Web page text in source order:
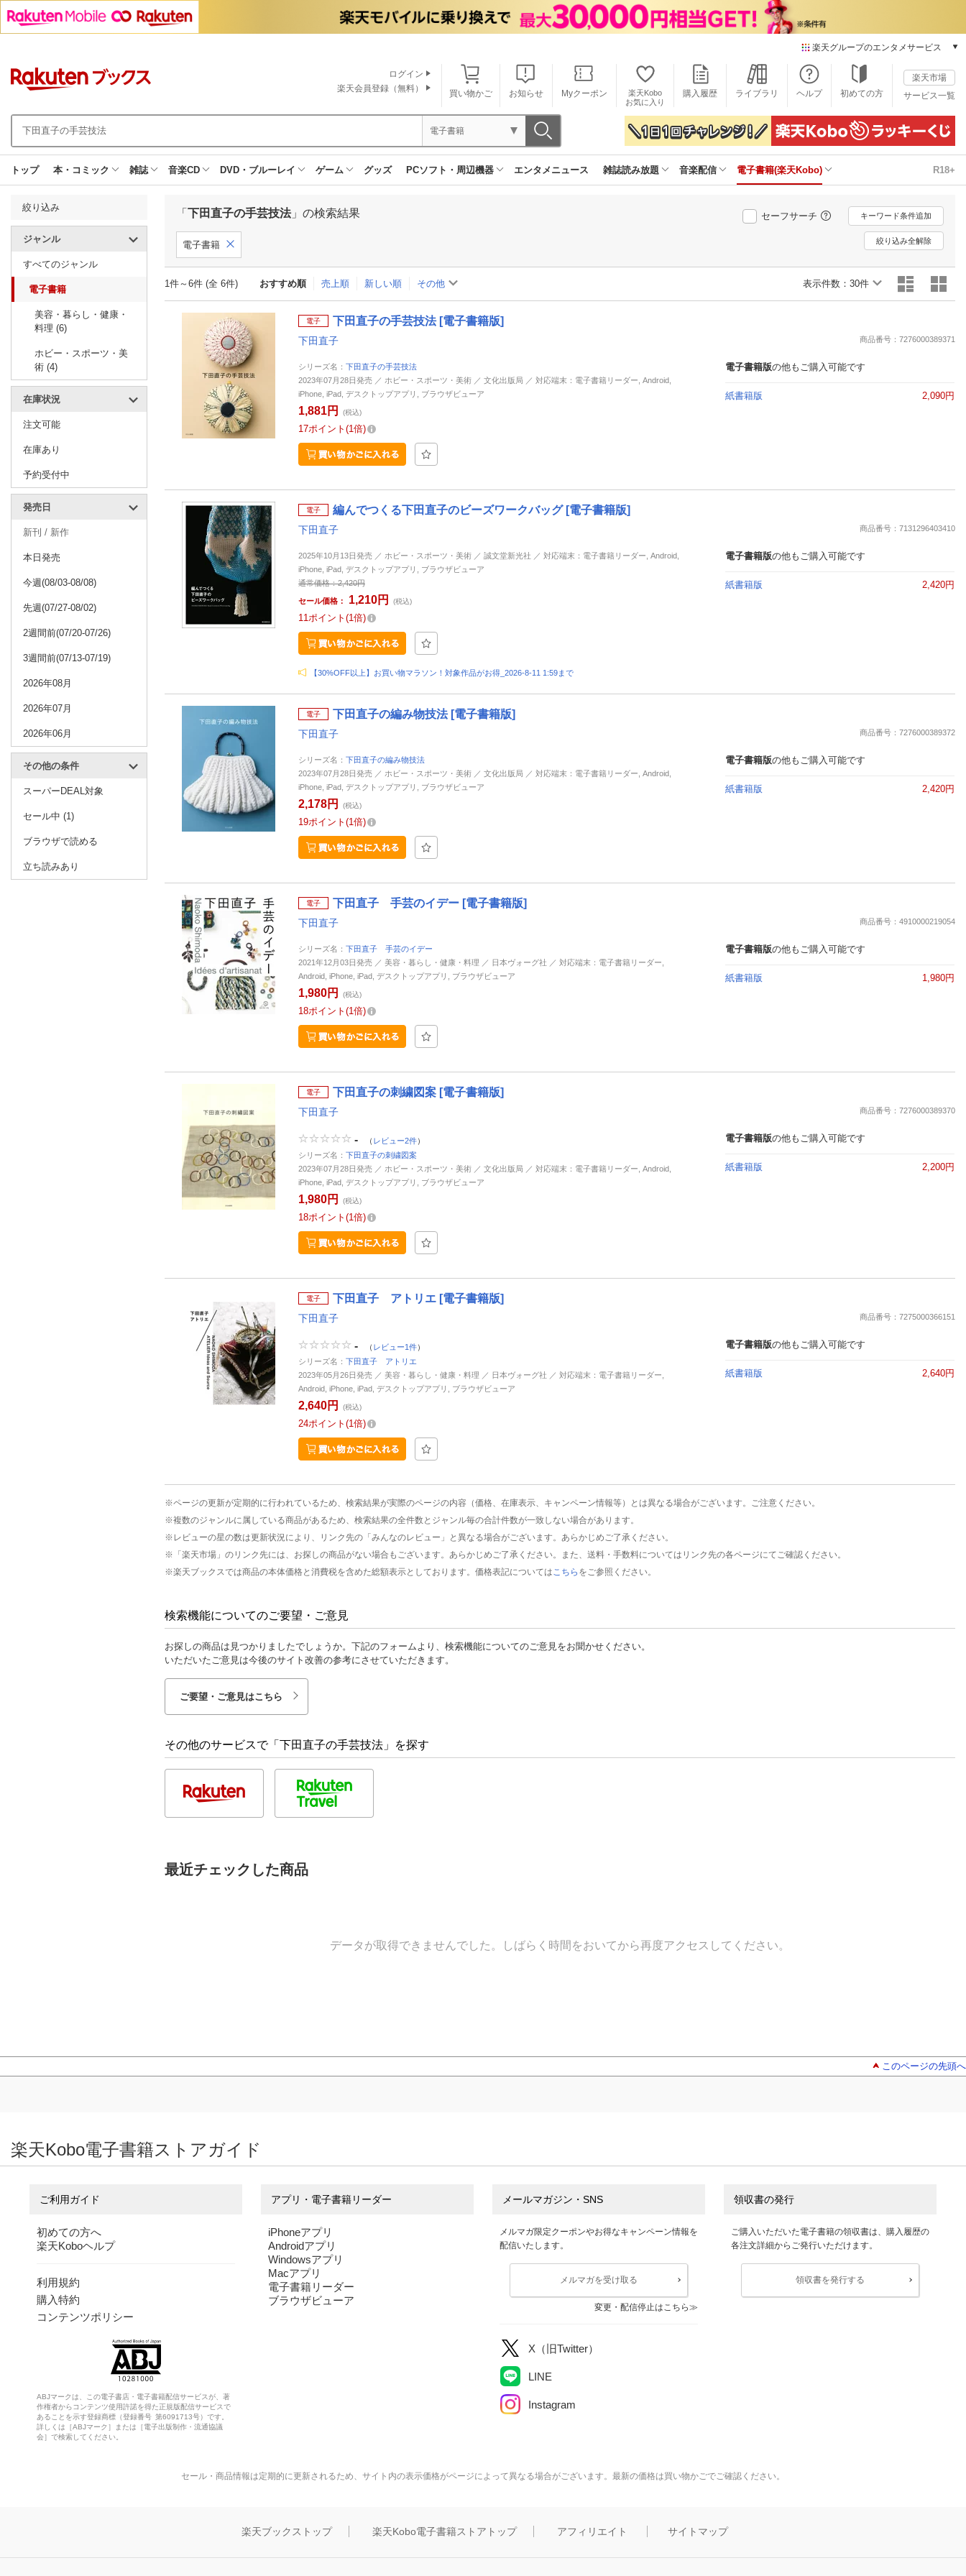
楽天グループのエンタメサービス
本/ゲーム/CD/DVD
楽天ブックス
電子書籍
楽天Kobo
雑誌読み放題
楽天ミュージック
動画配信
楽天TV
動画配信ガイド
Rチャンネル
エンタメニュース
買い物かご お知らせ Myクーポン
楽天Kobo
お気に入り
購入履歴 ライブラリ ヘルプ 初めての方
楽天市場
サービス一覧
ログイン
楽天会員登録（無料）
電子書籍
トップ 本・コミック 雑誌 音楽CD DVD・ブルーレイ ゲーム グッズ PCソフト・周辺機器 エンタメニュース 雑誌読み放題 音楽配信 電子書籍(楽天Kobo) R18+
絞り込み
ジャンル
すべてのジャンル
電子書籍
美容・暮らし・健康・
料理 (6)
ホビー・スポーツ・美
術 (4)
在庫状況
注文可能
在庫あり
予約受付中
発売日
新刊 / 新作
本日発売
今週(08/03-08/08)
先週(07/27-08/02)
2週間前(07/20-07/26)
3週間前(07/13-07/19)
2026年08月
2026年07月
2026年06月
その他の条件
スーパーDEAL対象
セール中 (1)
ブラウザで読める
立ち読みあり
「 下田直子の手芸技法」の検索結果 セーフサーチ キーワード条件追加
電子書籍 絞り込み全解除
1件～6件 (全 6件) おすすめ順 売上順 新しい順 その他 表示件数： 30件
電子 下田直子の手芸技法 [電子書籍版]
下田直子 商品番号：7276000389371
シリーズ名： 下田直子の手芸技法
2023年07月28日発売 ／ ホビー・スポーツ・美術 ／ 文化出版局 ／ 対応端末：電子書籍リーダー, Android,
iPhone, iPad, デスクトップアプリ, ブラウザビューア
1,881円 (税込)
17ポイント 1倍
電子書籍版の他もご購入可能です
紙書籍版 2,090円
電子 編んでつくる下田直子のビーズワークバッグ [電子書籍版]
下田直子 商品番号：7131296403410
2025年10月13日発売 ／ ホビー・スポーツ・美術 ／ 誠文堂新光社 ／ 対応端末：電子書籍リーダー, Android,
iPhone, iPad, デスクトップアプリ, ブラウザビューア
通常価格：2,420円
セール価格： 1,210円 (税込)
11 ポイント 1倍
【30%OFF以上】お買い物マラソン！対象作品がお得_2026-8-11 1:59まで
電子書籍版の他もご購入可能です
紙書籍版 2,420円
電子 下田直子の編み物技法 [電子書籍版]
下田直子 商品番号：7276000389372
シリーズ名： 下田直子の編み物技法
2023年07月28日発売 ／ ホビー・スポーツ・美術 ／ 文化出版局 ／ 対応端末：電子書籍リーダー, Android,
iPhone, iPad, デスクトップアプリ, ブラウザビューア
2,178円 (税込)
19ポイント 1倍
電子書籍版の他もご購入可能です
紙書籍版 2,420円
電子 下田直子 手芸のイデー [電子書籍版]
下田直子 商品番号：4910000219054
シリーズ名： 下田直子 手芸のイデー
2021年12月03日発売 ／ 美容・暮らし・健康・料理 ／ 日本ヴォーグ社 ／ 対応端末：電子書籍リーダー,
Android, iPhone, iPad, デスクトップアプリ, ブラウザビューア
1,980円 (税込)
18ポイント 1倍
電子書籍版の他もご購入可能です
紙書籍版 1,980円
電子 下田直子の刺繍図案 [電子書籍版]
下田直子 商品番号：7276000389370
- （ レビュー2件）
シリーズ名： 下田直子の刺繍図案
2023年07月28日発売 ／ ホビー・スポーツ・美術 ／ 文化出版局 ／ 対応端末：電子書籍リーダー, Android,
iPhone, iPad, デスクトップアプリ, ブラウザビューア
1,980円 (税込)
18ポイント 1倍
電子書籍版の他もご購入可能です
紙書籍版 2,200円
電子 下田直子 アトリエ [電子書籍版]
下田直子 商品番号：7275000366151
- （ レビュー1件）
シリーズ名： 下田直子 アトリエ
2023年05月26日発売 ／ 美容・暮らし・健康・料理 ／ 日本ヴォーグ社 ／ 対応端末：電子書籍リーダー,
Android, iPhone, iPad, デスクトップアプリ, ブラウザビューア
2,640円 (税込)
24ポイント 1倍
電子書籍版の他もご購入可能です
紙書籍版 2,640円
※ページの更新が定期的に行われているため、検索結果が実際のページの内容（価格、在庫表示、キャンペーン情報等）とは異なる場合がございます。ご注意ください。
※複数のジャンルに属している商品があるため、検索結果の全件数とジャンル毎の合計件数が一致しない場合があります。
※レビューの星の数は更新状況により、リンク先の「みんなのレビュー」と異なる場合がございます。あらかじめご了承ください。
※「楽天市場」のリンク先には、お探しの商品がない場合もございます。あらかじめご了承ください。また、送料・手数料についてはリンク先の各ページにてご確認ください。
※楽天ブックスでは商品の本体価格と消費税を含めた総額表示としております。価格表記については こちら をご参照ください。
検索機能についてのご要望・ご意見
お探しの商品は見つかりましたでしょうか。下記のフォームより、検索機能についてのご意見をお聞かせください。
いただいたご意見は今後のサイト改善の参考にさせていただきます。
ご要望・ご意見はこちら
その他のサービスで「下田直子の手芸技法」を探す
最近チェックした商品
データが取得できませんでした。しばらく時間をおいてから再度アクセスしてください。
このページの先頭へ
楽天Kobo電子書籍ストアガイド
ご利用ガイド
初めての方へ
楽天Koboヘルプ
利用規約
購入特約
コンテンツポリシー
ABJマークは、この電子書店・電子書籍配信サービスが、著
作権者からコンテンツ使用許諾を得た正規版配信サービスで
あることを示す登録商標（登録番号 第6091713号）です。
詳しくは［ABJマーク］または［電子出版制作・流通協議
会］で検索してください。
アプリ・電子書籍リーダー
iPhoneアプリ
Androidアプリ
Windowsアプリ
Macアプリ
電子書籍リーダー
ブラウザビューア
メールマガジン・SNS
メルマガ限定クーポンやお得なキャンペーン情報を
配信いたします。
メルマガを受け取る
変更・配信停止はこちら
X（旧Twitter）
LINE
Instagram
領収書の発行
ご購入いただいた電子書籍の領収書は、購入履歴の
各注文詳細からご発行いただけます。
領収書を発行する
セール・商品情報は定期的に更新されるため、サイト内の表示価格がページによって異なる場合がございます。最新の価格は買い物かごでご確認ください。
楽天ブックストップ 楽天Kobo電子書籍ストアトップ アフィリエイト サイトマップ